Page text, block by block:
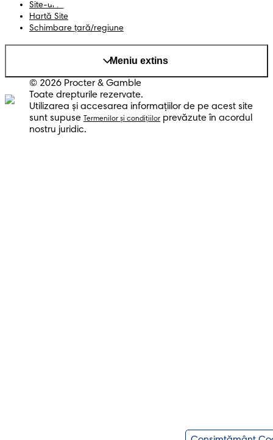
Site-ul PG
Hartă Site
Schimbare ţară/regiune
Meniu extins
© 2026 Procter & Gamble
Toate drepturile rezervate.
Utilizarea şi accesarea informaţiilor de pe acest site
sunt supuse
Termenilor şi condiţiilor prevăzute în acordul
nostru juridic.